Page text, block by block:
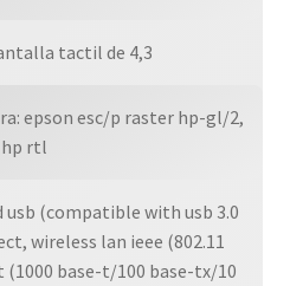
tactil de 4,3
epson esc/p raster hp-gl/2,
hp rtl
usb (compatible with usb 3.0
wireless lan ieee (802.11
base-t/100 base-tx/10